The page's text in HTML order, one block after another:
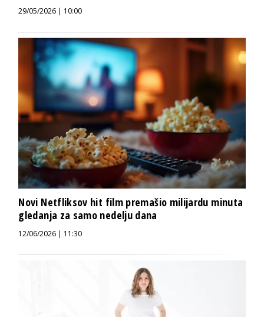
29/05/2026 | 10:00
Novi Netfliksov hit film premašio milijardu minuta
gledanja za samo nedelju dana
12/06/2026 | 11:30